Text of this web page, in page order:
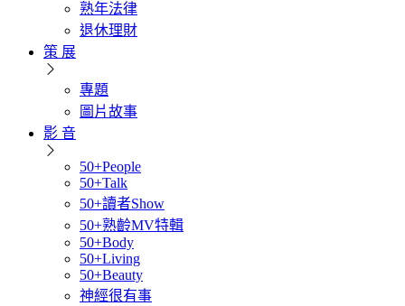
熟年法律
退休理財
策 展
專題
圖片故事
影 音
50+People
50+Talk
50+讀者Show
50+熟齡MV特輯
50+Body
50+Living
50+Beauty
神經很有事